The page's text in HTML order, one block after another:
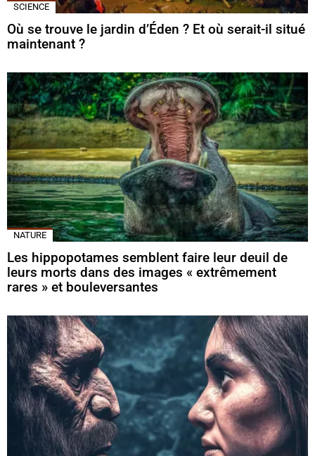
SCIENCE
Où se trouve le jardin d’Éden ? Et où serait-il situé
maintenant ?
NATURE
Les hippopotames semblent faire leur deuil de
leurs morts dans des images « extrêmement
rares » et bouleversantes